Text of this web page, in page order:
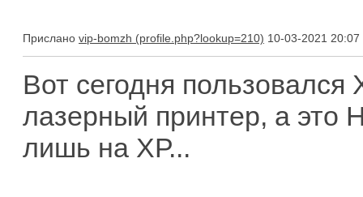
Прислано vip-bomzh 10-03-2021 20:07
Вот сегодня
лазерный принтер, а это
лишь на ХР...